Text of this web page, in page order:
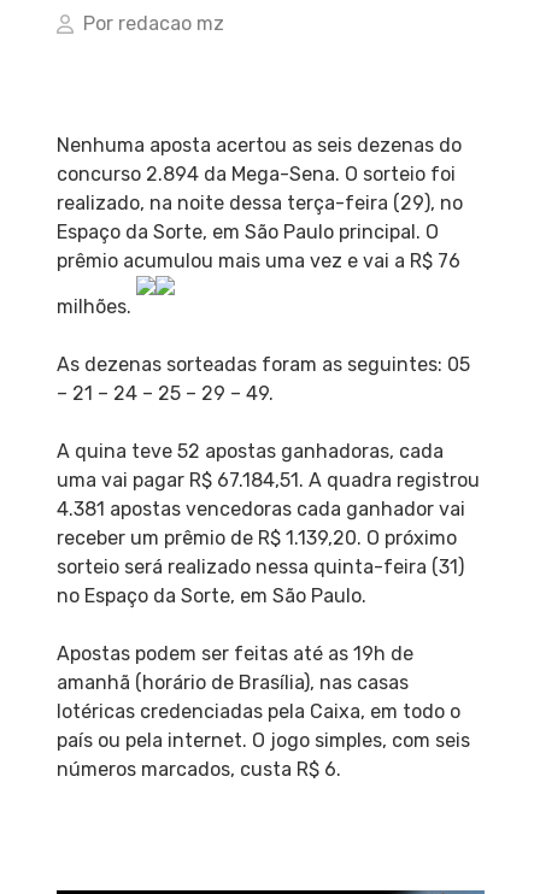
Por redacao mz
Nenhuma aposta acertou as seis dezenas do
concurso 2.894 da Mega-Sena. O sorteio foi
realizado, na noite dessa terça-feira (29), no
Espaço da Sorte, em São Paulo principal. O
prêmio acumulou mais uma vez e vai a R$ 76
milhões.
As dezenas sorteadas foram as seguintes: 05
– 21 – 24 – 25 – 29 – 49.
A quina teve 52 apostas ganhadoras, cada
uma vai pagar R$ 67.184,51. A quadra registrou
4.381 apostas vencedoras cada ganhador vai
receber um prêmio de R$ 1.139,20. O próximo
sorteio será realizado nessa quinta-feira (31)
no Espaço da Sorte, em São Paulo.
Apostas podem ser feitas até as 19h de
amanhã (horário de Brasília), nas casas
lotéricas credenciadas pela Caixa, em todo o
país ou pela internet. O jogo simples, com seis
números marcados, custa R$ 6.